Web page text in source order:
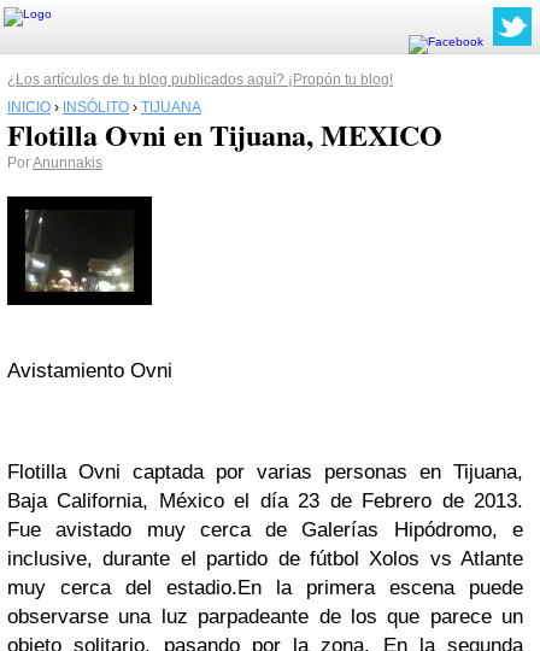
¿Los artículos de tu blog publicados aquí? ¡Propón tu blog!
INICIO › INSÓLITO › TIJUANA
Flotilla Ovni en Tijuana, MEXICO
PorAnunnakis
Avistamiento Ovni
Flotilla Ovni captada por varias personas en Tijuana,
Baja California, México el día 23 de Febrero de 2013.
Fue avistado muy cerca de Galerías Hipódromo, e
inclusive, durante el partido de fútbol Xolos vs Atlante
muy cerca del estadio.En la primera escena puede
observarse una luz parpadeante de los que parece un
objeto solitario, pasando por la zona. En la segunda